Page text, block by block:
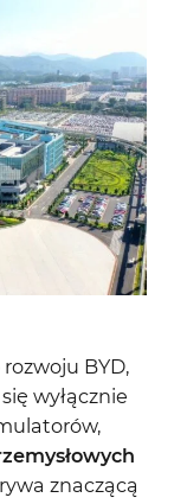
BYD,
wyłącznie
znaczącą